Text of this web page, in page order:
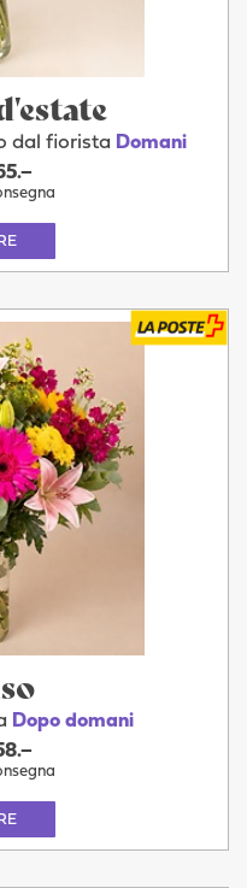
dal fiorista Domani
Dopo domani